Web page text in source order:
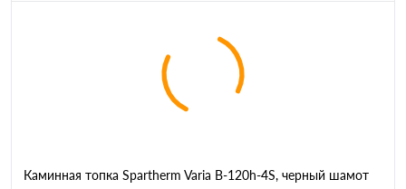
Каминная топка Spartherm Varia B-120h-4S, черный шамот